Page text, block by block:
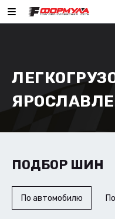
ПОДБОР ШИН
По автомобилю